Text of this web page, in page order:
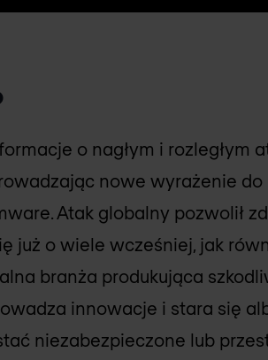
o nagłym i rozległym
nowe wyrażenie do
Atak globalny pozwolił
już o wiele wcześniej, jak
branża produkująca
innowacje i stara się
niezabezpieczone lub